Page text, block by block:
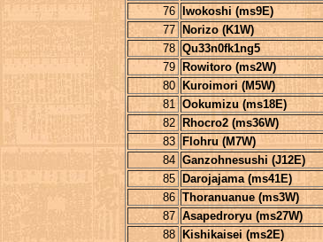
76
Iwokoshi (ms9E)
77
Norizo (K1W)
78 Qu33n0fk1ng5
79
Rowitoro (ms2W)
80
Kuroimori (M5W)
81 Ookumizu (ms18E)
82
Rhocro2 (ms36W)
83
Flohru (M7W)
84 Ganzohnesushi (J12E)
85
Darojajama (ms41E)
86 Thoranuanue (ms3W)
87 Asapedroryu (ms27W)
88
Kishikaisei (ms2E)